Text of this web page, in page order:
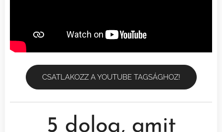
CSATLAKOZZ A YOUTUBE TAGSÁGHOZ!
5 dolog, amit